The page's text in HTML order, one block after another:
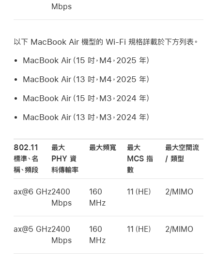
Mbps
以下 MacBook Air 機型的 Wi-Fi 規格詳載於下方列表。
MacBook Air（15 吋，M4，2025 年）
MacBook Air（13 吋，M4，2025 年）
MacBook Air（15 吋，M3，2024 年）
MacBook Air（13 吋，M3，2024 年）
802.11
標準、名
稱、頻段
最大
PHY 資
料傳輸率
最大頻寬
最大
MCS 指
數
最大空間流
/ 類型
ax@6 GHz2400
Mbps
160
MHz
11（HE） 2/MIMO
ax@5 GHz2400
Mbps
160
MHz
11（HE） 2/MIMO